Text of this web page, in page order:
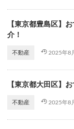
【東京都豊島区】
介！
不動産 2025年8
【東京都大田区】
不動産 2025年8